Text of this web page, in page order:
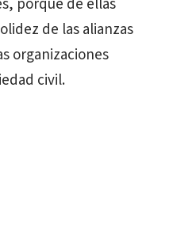
porque de ellas
de las alianzas
organizaciones
civil.